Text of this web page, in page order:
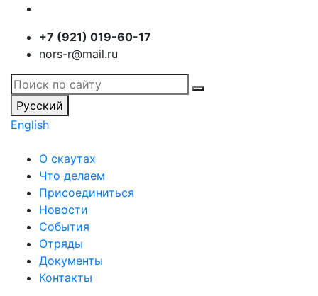
+7 (921) 019-60-17
nors-r@mail.ru
Русский
English
О скаутах
Что делаем
Присоединиться
Новости
События
Отряды
Документы
Контакты